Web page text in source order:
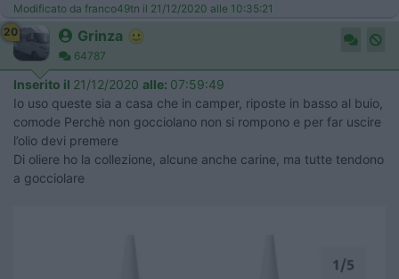
Modificato da franco49tn il 21/12/2020 alle 10:35:21
20
Grinza
64787
Inserito il 21/12/2020 alle: 07:59:49
Io uso queste sia a casa che in camper, riposte in basso al buio,
comode Perchè non gocciolano non si rompono e per far uscire
l’olio devi premere
Di oliere ho la collezione, alcune anche carine, ma tutte tendono
a gocciolare